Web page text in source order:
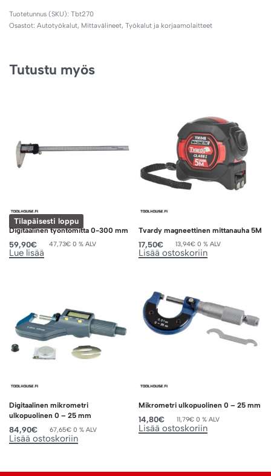
Tbt270
Osastot: Autotyökalut, Mittavälineet, Työkalut ja korjaamolaitteet
Tutustu myös
Tilapäisesti loppu
Digitaalinen työntömitta 0-300 mm
59,90€ 47,73€ 0 % ALV
Lue lisää
Tvardy magneettinen mittanauha 5M
17,50€ 13,94€ 0 % ALV
Lisää ostoskoriin
Digitaalinen mikrometri
ulkopuolinen 0 – 25 mm
84,90€ 67,65€ 0 % ALV
Lisää ostoskoriin
Mikrometri ulkopuolinen 0 – 25 mm
14,80€ 11,79€ 0 % ALV
Lisää ostoskoriin